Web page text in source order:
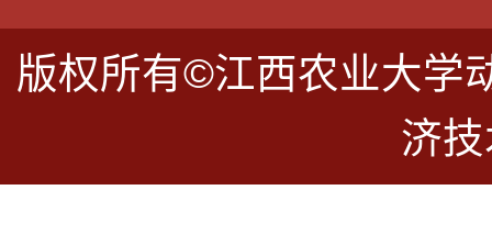
版权所有©江西农业大学
济